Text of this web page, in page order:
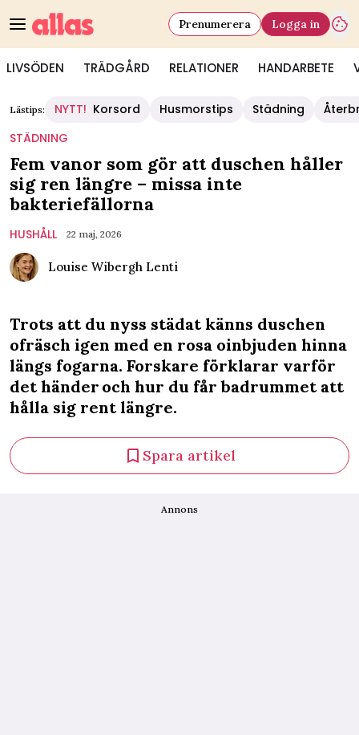
LIVSÖDEN TRÄDGÅRD RELATIONER HANDARBETE
Prenumerera Logga in
Lästips: NYTT! Korsord Husmorstips Städning
STÄDNING
Fem vanor som gör att duschen håller
sig ren längre – missa inte
bakteriefällorna
HUSHÅLL 22 maj, 2026
Louise Wibergh Lenti
Trots att du nyss städat känns duschen
ofräsch igen med en rosa oinbjuden hinna
längs fogarna. Forskare förklarar varför
det händer och hur du får badrummet att
hålla sig rent längre.
Spara artikel
Annons